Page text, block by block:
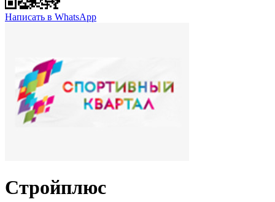
Написать в WhatsApp
Стройплюс